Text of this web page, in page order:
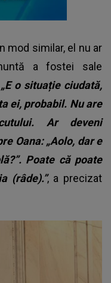
mod similar, el nu ar
a fostei sale
„E o situație ciudată,
ei, probabil. Nu are
Ar deveni
Oana: „Aolo, dar e
Poate că poate
(râde).”, a precizat